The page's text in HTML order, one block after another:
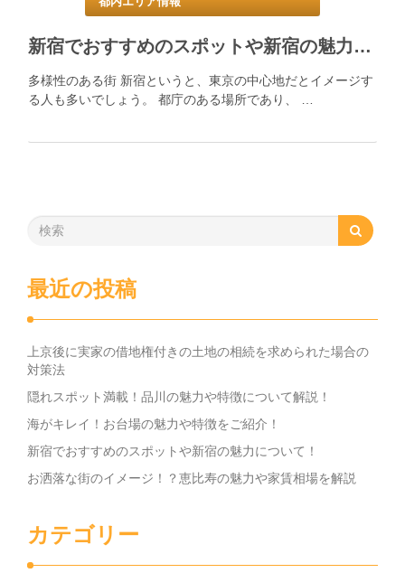
新宿でおすすめのスポットや新宿の魅力について！
多様性のある街 新宿というと、東京の中心地だとイメージす
る人も多いでしょう。 都庁のある場所であり、 …
最近の投稿
上京後に実家の借地権付きの土地の相続を求められた場合の
対策法
隠れスポット満載！品川の魅力や特徴について解説！
海がキレイ！お台場の魅力や特徴をご紹介！
新宿でおすすめのスポットや新宿の魅力について！
お洒落な街のイメージ！？恵比寿の魅力や家賃相場を解説
カテゴリー